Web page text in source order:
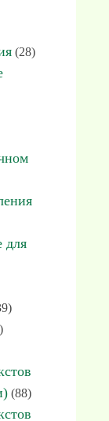
(28)
для
(88)